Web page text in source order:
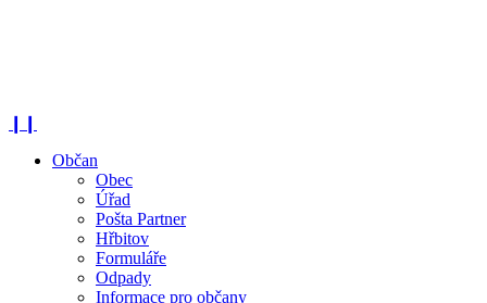
Občan
Obec
Úřad
Pošta Partner
Hřbitov
Formuláře
Odpady
Informace pro občany